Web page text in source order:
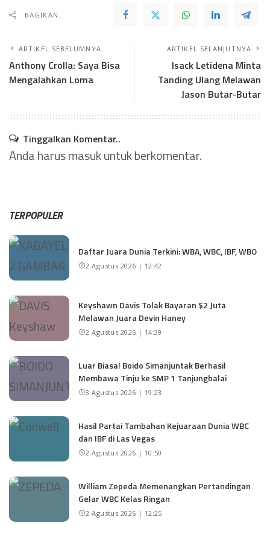
BAGIKAN..
ARTIKEL SEBELUMNYA
Anthony Crolla: Saya Bisa
Mengalahkan Loma
ARTIKEL SELANJUTNYA
Isack Letidena Minta
Tanding Ulang Melawan
Jason Butar-Butar
Tinggalkan Komentar..
Anda harusmasukuntuk berkomentar.
TERPOPULER
Daftar Juara Dunia Terkini: WBA, WBC, IBF, WBO
2 Agustus 2026 | 12:42
Keyshawn Davis Tolak Bayaran $2 Juta
Melawan Juara Devin Haney
2 Agustus 2026 | 14:39
Luar Biasa! Boido Simanjuntak Berhasil
Membawa Tinju ke SMP 1 Tanjungbalai
3 Agustus 2026 | 19:23
Hasil Partai Tambahan Kejuaraan Dunia WBC
dan IBF di Las Vegas
2 Agustus 2026 | 10:50
William Zepeda Memenangkan Pertandingan
Gelar WBC Kelas Ringan
2 Agustus 2026 | 12:25